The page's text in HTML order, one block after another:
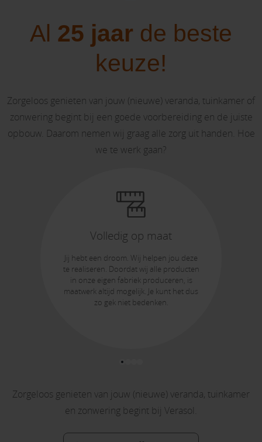
Al 25 jaar de beste
keuze!
Zorgeloos genieten van jouw (nieuwe) veranda, tuinkamer of
zonwering begint bij een goede voorbereiding en de juiste
opbouw. Daarom nemen wij graag alle zorg uit handen. Hoe
we te werk gaan?
Volledig op maat
Jij hebt een droom. Wij helpen jou deze
te realiseren. Doordat wij alle producten
in onze eigen fabriek produceren, is
maatwerk altijd mogelijk. Je kunt het dus
zo gek niet bedenken.
Zorgeloos genieten van jouw (nieuwe) veranda, tuinkamer
en zonwering begint bij Verasol.